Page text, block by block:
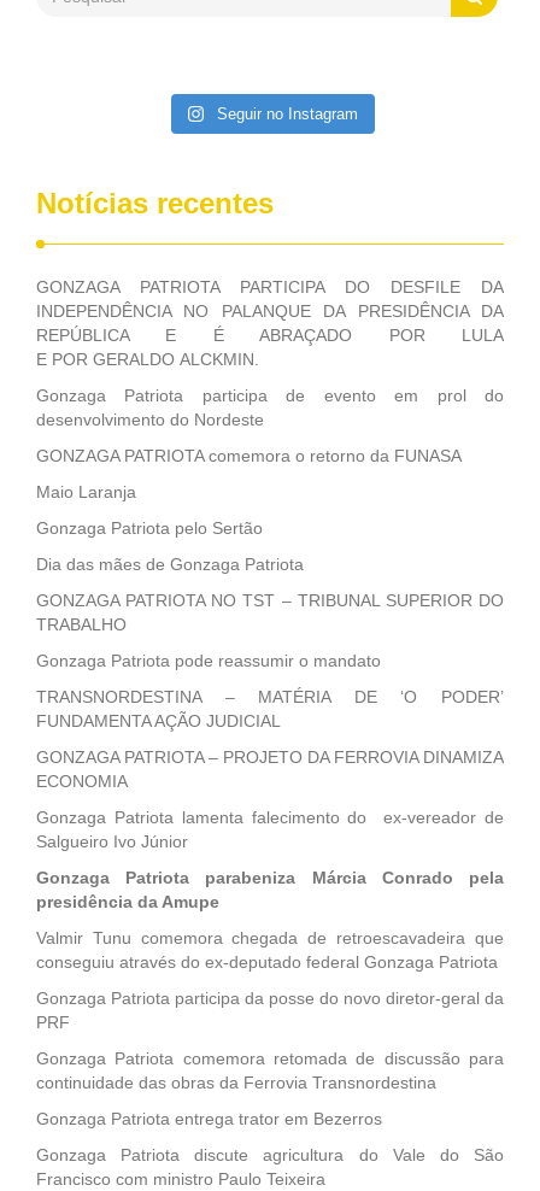
Patriota disse ainda que, mesmo sem mandato,
Seguir no Instagram
Notícias recentes
GONZAGA PATRIOTA PARTICIPA DO DESFILE DA
INDEPENDÊNCIA NO PALANQUE DA PRESIDÊNCIA DA
REPÚBLICA E É ABRAÇADO POR LULA
E POR GERALDO ALCKMIN.
Gonzaga Patriota participa de evento em prol do
desenvolvimento do Nordeste
GONZAGA PATRIOTA comemora o retorno da FUNASA
Maio Laranja
Gonzaga Patriota pelo Sertão
Dia das mães de Gonzaga Patriota
GONZAGA PATRIOTA NO TST – TRIBUNAL SUPERIOR DO
TRABALHO
Gonzaga Patriota pode reassumir o mandato
TRANSNORDESTINA – MATÉRIA DE ‘O PODER’
FUNDAMENTA AÇÃO JUDICIAL
GONZAGA PATRIOTA – PROJETO DA FERROVIA DINAMIZA
ECONOMIA
Gonzaga Patriota lamenta falecimento do ex-vereador de
Salgueiro Ivo Júnior
Gonzaga Patriota parabeniza Márcia Conrado pela
presidência da Amupe
Valmir Tunu comemora chegada de retroescavadeira que
conseguiu através do ex-deputado federal Gonzaga Patriota
Gonzaga Patriota participa da posse do novo diretor-geral da
PRF
Gonzaga Patriota comemora retomada de discussão para
continuidade das obras da Ferrovia Transnordestina
Gonzaga Patriota entrega trator em Bezerros
Gonzaga Patriota discute agricultura do Vale do São
Francisco com ministro Paulo Teixeira